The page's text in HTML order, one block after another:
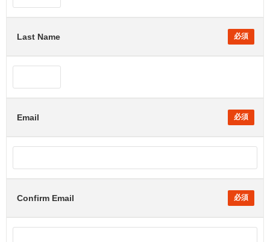
Last Name
Email
Confirm Email